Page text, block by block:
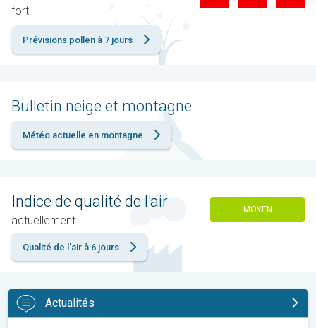
fort
Prévisions pollen à 7 jours
Bulletin neige et montagne
Météo actuelle en montagne
Indice de qualité de l'air
actuellement
MOYEN
Qualité de l'air à 6 jours
Actualités